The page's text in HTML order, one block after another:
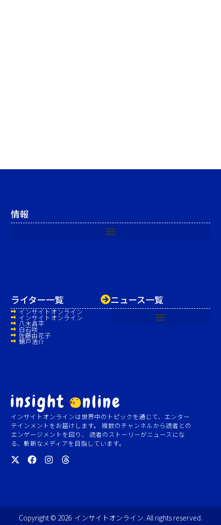
インサイトオンラインは世界中のトピックを通じて、エンター
テインメントをお届けします。 複数のチャンネルから読者との
エンゲージメントを図り、 読者のストーリーがニュースにな
る、斬新なメディアを目指しています。
ニュース一覧
ライター一覧
インサイトオンライン
インサイトオンライン
八木昌平
白石咲
佐藤由花子
錦戸浩介
情報
Copyright © 2026 インサイトオンライン. All rights reserved.